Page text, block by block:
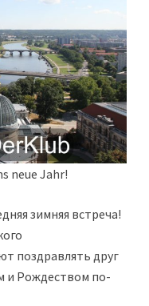
neue Jahr!
зимняя встреча!
поздравлять друг
и Рождеством по-